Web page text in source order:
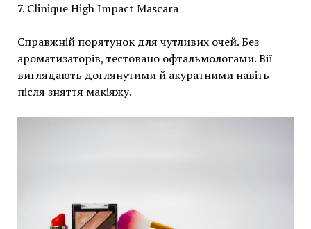
7. Clinique High Impact Mascara
Справжній порятунок для чутливих очей. Без
ароматизаторів, тестовано офтальмологами. Вії
виглядають доглянутими й акуратними навіть
після зняття макіяжу.